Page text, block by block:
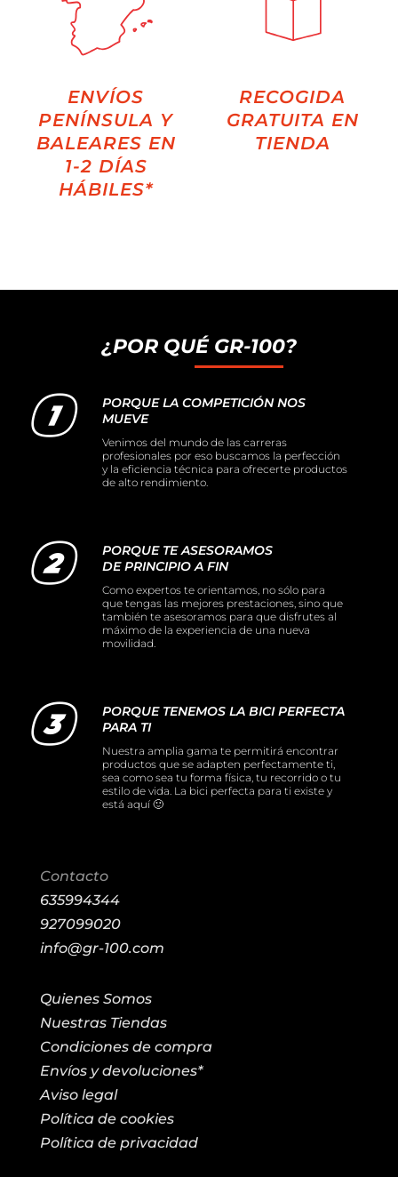
ENVÍOS
PENÍNSULA Y
BALEARES EN
1-2 DÍAS
HÁBILES*
RECOGIDA
GRATUITA EN
TIENDA
¿POR QUÉ GR-100?
PORQUE LA COMPETICIÓN NOS
MUEVE
Venimos del mundo de las carreras
profesionales por eso buscamos la perfección
y la eficiencia técnica para ofrecerte productos
de alto rendimiento.
PORQUE TE ASESORAMOS
DE PRINCIPIO A FIN
Como expertos te orientamos, no sólo para
que tengas las mejores prestaciones, sino que
también te asesoramos para que disfrutes al
máximo de la experiencia de una nueva
movilidad.
PORQUE TENEMOS LA BICI PERFECTA
PARA TI
Nuestra amplia gama te permitirá encontrar
productos que se adapten perfectamente ti,
sea como sea tu forma física, tu recorrido o tu
estilo de vida. La bici perfecta para ti existe y
está aquí 🙂
Contacto
635994344
927099020
info@gr-100.com
Quienes Somos
Nuestras Tiendas
Condiciones de compra
Envíos y devoluciones*
Aviso legal
Política de cookies
Política de privacidad